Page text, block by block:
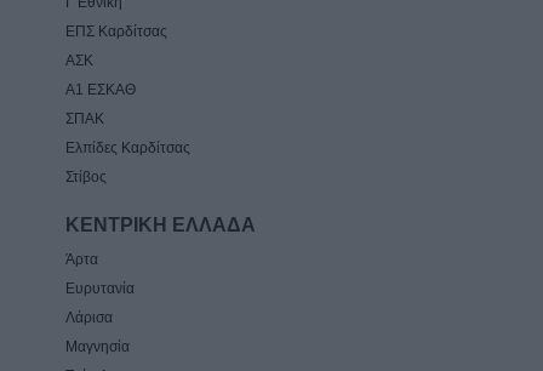
ΕΠΣ Καρδίτσας
ΑΣΚ
Α1 ΕΣΚΑΘ
ΣΠΑΚ
Ελπίδες Καρδίτσας
Στίβος
ΚΕΝΤΡΙΚΗ ΕΛΛΑΔΑ
Άρτα
Ευρυτανία
Λάρισα
Μαγνησία